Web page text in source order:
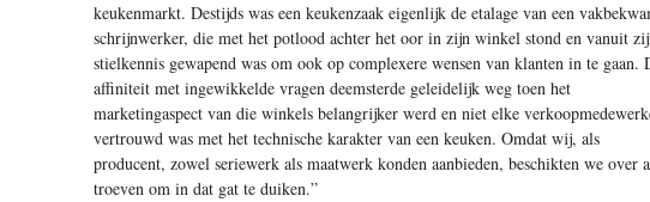
keukenmarkt. Destijds was een keukenzaak eigenlijk de etalage van een
schrijnwerker, die met het potlood achter het oor in zijn winkel stond en vanuit
stielkennis gewapend was om ook op complexere wensen van klanten in te gaan.
affiniteit met ingewikkelde vragen deemsterde geleidelijk weg toen het
marketingaspect van die winkels belangrijker werd en niet elke
vertrouwd was met het technische karakter van een keuken. Omdat wij, als
producent, zowel seriewerk als maatwerk konden aanbieden, beschikten we over
troeven om in dat gat te duiken.”